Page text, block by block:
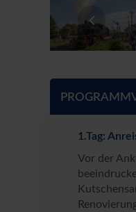
1.Tag:
Vor der